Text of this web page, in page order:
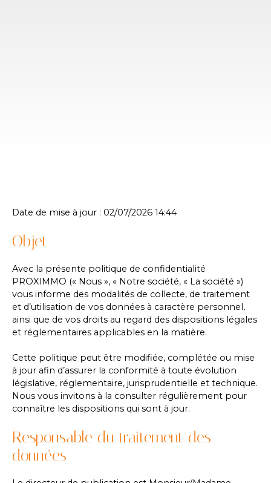
Date de mise à jour : 02/07/2026 14:44
Objet
Avec la présente politique de confidentialité
PROXIMMO (« Nous », « Notre société, « La société »)
vous informe des modalités de collecte, de traitement
et d’utilisation de vos données à caractère personnel,
ainsi que de vos droits au regard des dispositions légales
et réglementaires applicables en la matière.
Cette politique peut être modifiée, complétée ou mise
à jour afin d’assurer la conformité à toute évolution
législative, réglementaire, jurisprudentielle et technique.
Nous vous invitons à la consulter régulièrement pour
connaître les dispositions qui sont à jour.
Responsable du traitement des
données